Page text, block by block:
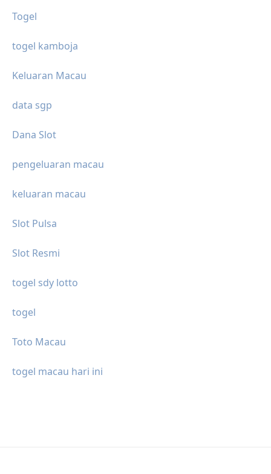
Togel
togel kamboja
Keluaran Macau
data sgp
Dana Slot
pengeluaran macau
keluaran macau
Slot Pulsa
Slot Resmi
togel sdy lotto
togel
Toto Macau
togel macau hari ini